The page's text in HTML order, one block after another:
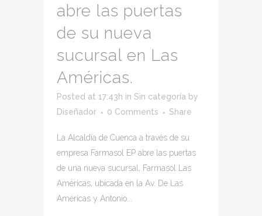
abre las puertas
de su nueva
sucursal en Las
Américas.
Posted at 17:43h in Sin categoría by
Diseñador
0 Comments Share
La Alcaldía de Cuenca a través de su
empresa Farmasol EP abre las puertas
de una nueva sucursal, Farmasol Las
Américas, ubicada en la Av. De Las
Américas y Antonio...